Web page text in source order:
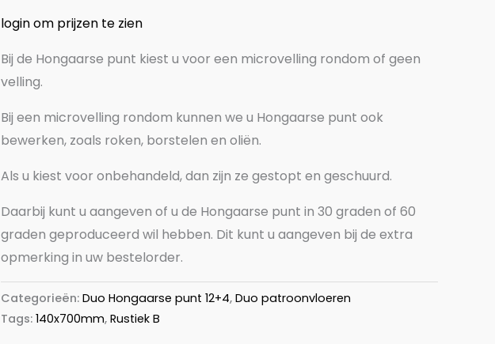
login om prijzen te zien
Bij de Hongaarse punt kiest u voor een microvelling rondom of geen
velling.
Bij een microvelling rondom kunnen we u Hongaarse punt ook
bewerken, zoals roken, borstelen en oliën.
Als u kiest voor onbehandeld, dan zijn ze gestopt en geschuurd.
Daarbij kunt u aangeven of u de Hongaarse punt in 30 graden of 60
graden geproduceerd wil hebben. Dit kunt u aangeven bij de extra
opmerking in uw bestelorder.
Categorieën: Duo Hongaarse punt 12+4, Duo patroonvloeren
Tags: 140x700mm, Rustiek B